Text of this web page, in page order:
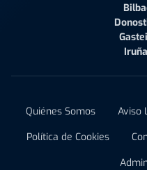
Iruña
Quiénes Somos Aviso
Política de Cookies